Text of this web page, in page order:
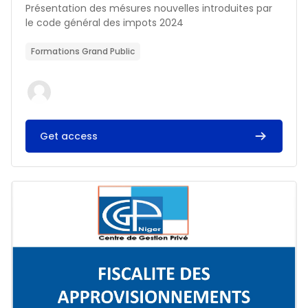
Résumé du cours :
Présentation des mésures nouvelles introduites par
le code général des impots 2024
Formations Grand Public
Get access
Image du cours FISCALITE DES APPROVISIONNEMENTS